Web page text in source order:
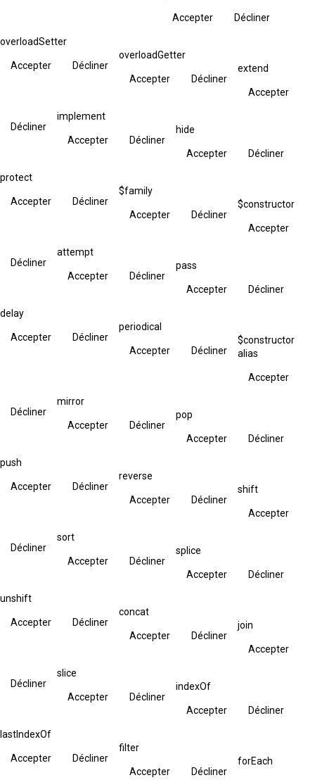
Accepter Décliner
overloadSetter
Accepter Décliner
overloadGetter
Accepter Décliner
extend
Accepter
Décliner
implement
Accepter Décliner
hide
Accepter Décliner
protect
Accepter Décliner
$family
Accepter Décliner
$constructor
Accepter
Décliner
attempt
Accepter Décliner
pass
Accepter Décliner
delay
Accepter Décliner
periodical
Accepter Décliner
$constructor
alias
Accepter
Décliner
mirror
Accepter Décliner
pop
Accepter Décliner
push
Accepter Décliner
reverse
Accepter Décliner
shift
Accepter
Décliner
sort
Accepter Décliner
splice
Accepter Décliner
unshift
Accepter Décliner
concat
Accepter Décliner
join
Accepter
Décliner
slice
Accepter Décliner
indexOf
Accepter Décliner
lastIndexOf
Accepter Décliner
filter
Accepter Décliner
forEach